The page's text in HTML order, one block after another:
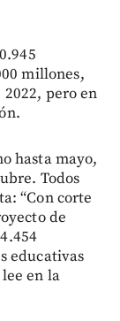
millones,
pero en
hasta mayo,
Todos
“Con corte
de
educativas
en la